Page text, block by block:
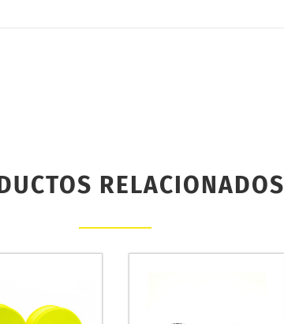
RELACIONADOS